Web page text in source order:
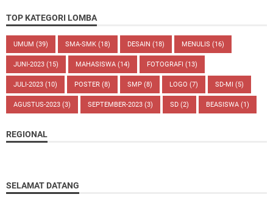
TOP KATEGORI LOMBA
UMUM (39) SMA-SMK (18) DESAIN (18) MENULIS (16)
JUNI-2023 (15) MAHASISWA (14) FOTOGRAFI (13)
JULI-2023 (10) POSTER (8) SMP (8) LOGO (7) SD-MI (5)
AGUSTUS-2023 (3) SEPTEMBER-2023 (3) SD (2) BEASISWA (1)
REGIONAL
SELAMAT DATANG